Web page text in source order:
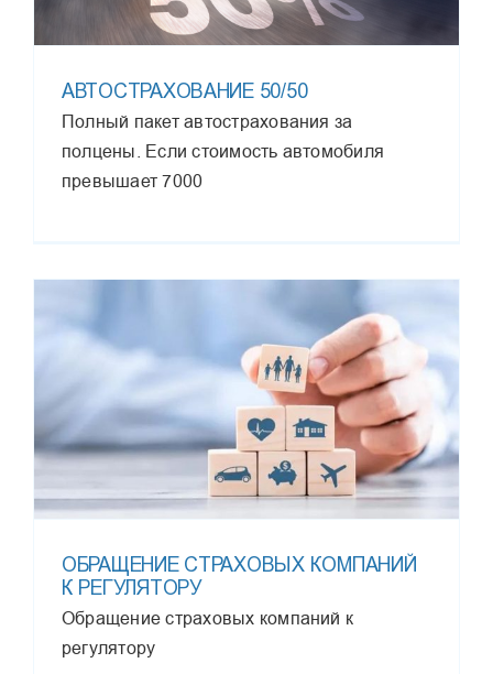
АВТОСТРАХОВАНИЕ 50/50
Полный пакет автострахования за
полцены. Если стоимость автомобиля
превышает 7000
ОБРАЩЕНИЕ СТРАХОВЫХ КОМПАНИЙ
К РЕГУЛЯТОРУ
Обращение страховых компаний к
регулятору